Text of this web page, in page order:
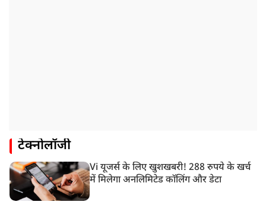
टेक्नोलॉजी
Vi यूजर्स के लिए खुशखबरी! 288 रुपये के खर्च
में मिलेगा अनलिमिटेड कॉलिंग और डेटा